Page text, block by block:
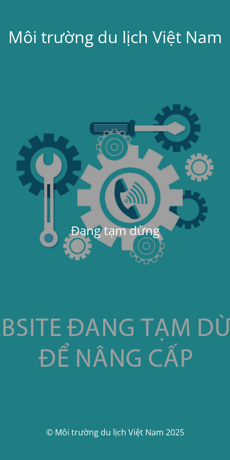
Môi trường du lịch Việt Nam
Đang tạm dừng
© Môi trường du lịch Việt Nam 2025